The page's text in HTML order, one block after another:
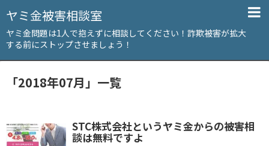
ヤミ金被害相談室
ヤミ金問題は1人で抱えずに相談してください！詐欺被害が拡大
する前にストップさせましょう！
「2018年07月」 一覧
STC株式会社というヤミ金からの被害相
談は無料ですよ